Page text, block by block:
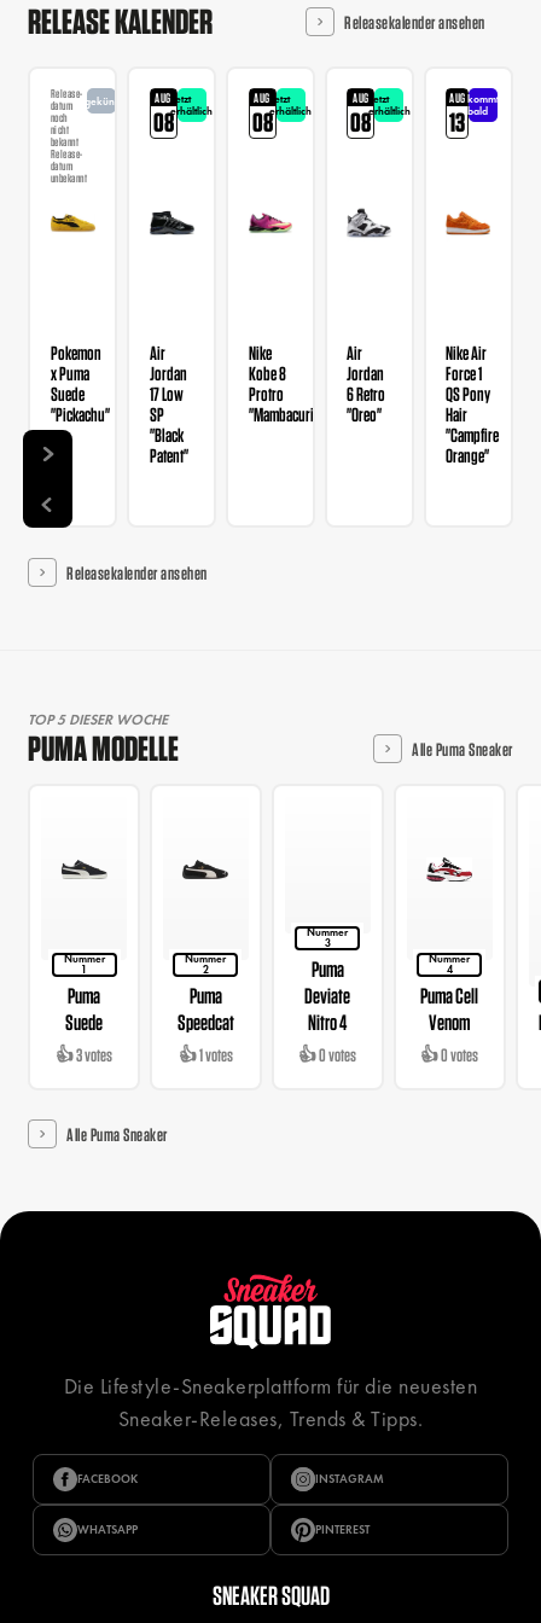
RELEASE KALENDER Releasekalender ansehen
Release-
datum
noch
nicht
bekannt
Release-
datum
unbekannt
angekündigt
Pokemon
x Puma
Suede
"Pickachu"
AUG
08
Jetzt
erhältlich
Air
Jordan
17 Low
SP
"Black
Patent"
AUG
08
Jetzt
erhältlich
Nike
Kobe 8
Protro
"Mambacurial"
AUG
08
Jetzt
erhältlich
Air
Jordan
6 Retro
"Oreo"
AUG
13
kommt
bald
Nike Air
Force 1
QS Pony
Hair
"Campfire
Orange"
Releasekalender ansehen
TOP 5 DIESER WOCHE
PUMA MODELLE Alle Puma Sneaker
Nummer
1
Puma
Suede
👍 3 votes
Nummer
2
Puma
Speedcat
👍 1 votes
Nummer
3
Puma
Deviate
Nitro 4
👍 0 votes
Nummer
4
Puma Cell
Venom
👍 0 votes
Alle Puma Sneaker
Die Lifestyle-Sneakerplattform für die neuesten
Sneaker-Releases, Trends & Tipps.
FACEBOOK INSTAGRAM
WHATSAPP PINTEREST
SNEAKER SQUAD